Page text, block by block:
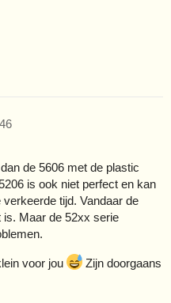
de 5606 met de plastic
is ook niet perfect en kan
tijd. Vandaar de
is. Maar de 52xx serie
voor jou
Zijn doorgaans